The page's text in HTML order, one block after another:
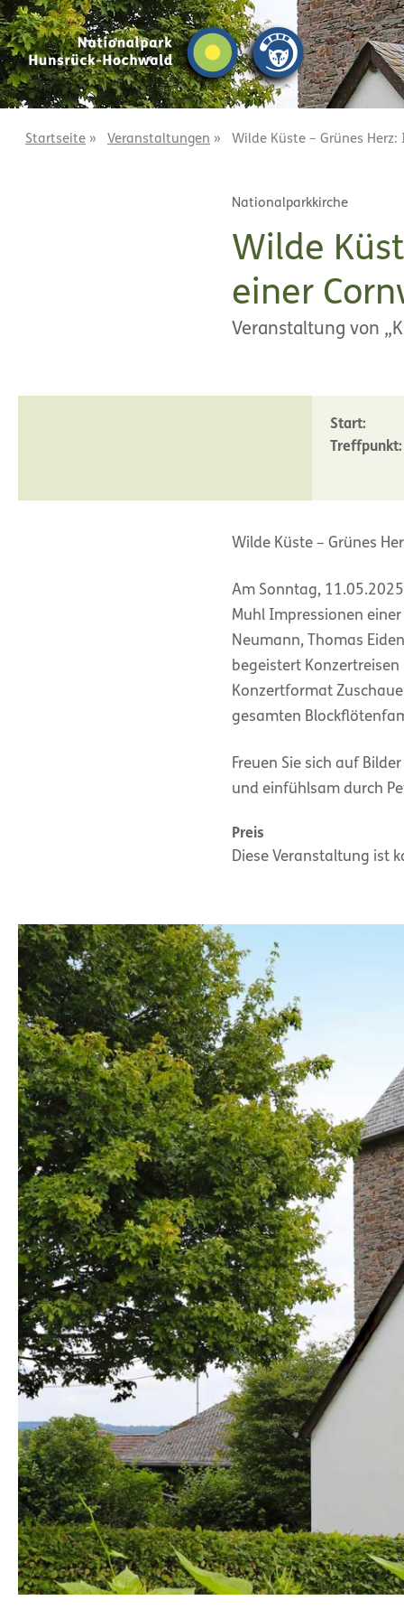
Z
u
m
I
n
Z
u
m
H
a
Startseite » Veranstaltungen » Wilde Küste – Grünes
Nationalparkkirche
Wilde
einer
Veranstaltung von
Start:
Treffpunkt:
Wilde Küste – Grünes
Am Sonntag,
Muhl Impressionen
Neumann, Thomas
begeistert
Konzertformat
gesamten
Freuen Sie sich auf
und einfühlsam durch
Preis
Diese Veranstaltung ist